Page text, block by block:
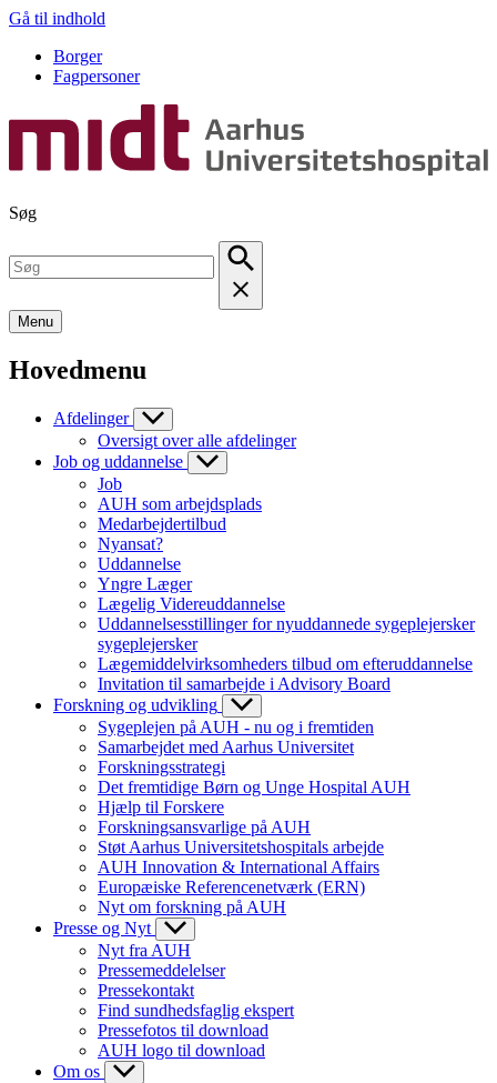
Gå til indhold
Borger
Fagpersoner
Søg
Menu
Hovedmenu
Afdelinger
Oversigt over alle afdelinger
Job og uddannelse
Job
AUH som arbejdsplads
Medarbejdertilbud
Nyansat?
Uddannelse
Yngre Læger
Lægelig Videreuddannelse
Uddannelsesstillinger for nyuddannede sygeplejersker
sygeplejersker
Lægemiddelvirksomheders tilbud om efteruddannelse
Invitation til samarbejde i Advisory Board
Forskning og udvikling
Sygeplejen på AUH - nu og i fremtiden
Samarbejdet med Aarhus Universitet
Forskningsstrategi
Det fremtidige Børn og Unge Hospital AUH
Hjælp til Forskere
Forskningsansvarlige på AUH
Støt Aarhus Universitetshospitals arbejde
AUH Innovation & International Affairs
Europæiske Referencenetværk (ERN)
Nyt om forskning på AUH
Presse og Nyt
Nyt fra AUH
Pressemeddelelser
Pressekontakt
Find sundhedsfaglig ekspert
Pressefotos til download
AUH logo til download
Om os